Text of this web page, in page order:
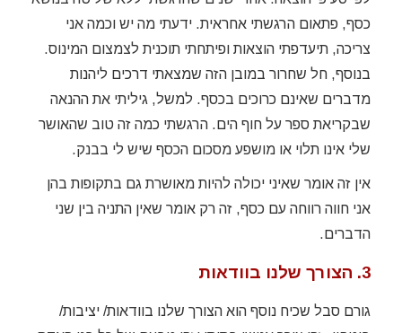
כסף, פתאום הרגשתי אחראית. ידעתי מה יש וכמה אני
צריכה, תיעדפתי הוצאות ופיתחתי תוכנית לצמצום המינוס.
בנוסף, חל שחרור במובן הזה שמצאתי דרכים ליהנות
מדברים שאינם כרוכים בכסף. למשל, גיליתי את ההנאה
שבקריאת ספר על חוף הים. הרגשתי כמה זה טוב שהאושר
שלי אינו תלוי או מושפע מסכום הכסף שיש לי בבנק.
אין זה אומר שאיני יכולה להיות מאושרת גם בתקופות בהן
אני חווה רווחה עם כסף, זה רק אומר שאין התניה בין שני
הדברים.
3. הצורך שלנו בוודאות
גורם סבל שכיח נוסף הוא הצורך שלנו בוודאות/ יציבות/